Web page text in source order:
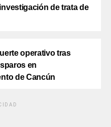
de trata de
operativo tras
en
de Cancún